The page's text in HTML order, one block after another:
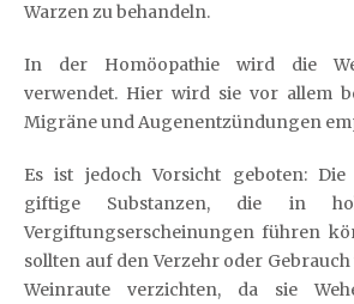
Warzen zu behandeln.
In der Homöopathie wird die
verwendet. Hier wird sie vor allem
Migräne und Augenentzündungen
Es ist jedoch Vorsicht geboten: Die
giftige Substanzen, die in
Vergiftungserscheinungen führen
sollten auf den Verzehr oder
Weinraute verzichten, da sie